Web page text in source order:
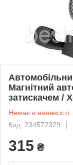
Магнітний
затискачем /
Немає в наявності
Код: 234572329
315 ₴